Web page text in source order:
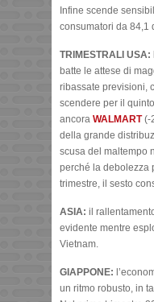
Infine scende
consumatori da 84,1
TRIMESTRALI USA:
batte le attese di
ribassate previsioni,
scendere per il
ancora WALMART(-
della grande
scusa del maltempo
perché la debolezza
trimestre, il sesto
ASIA: il
evidente mentre
Vietnam.
GIAPPONE:
un ritmo robusto, in